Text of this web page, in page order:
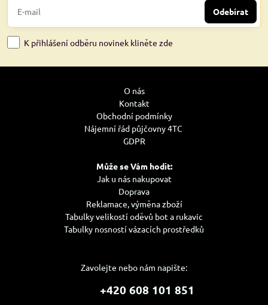
Odebírat
K přihlášení odběru novinek kliněte zde
O nás
Kontakt
Obchodní podmínky
Nájemní řád půjčovny 4TC
GDPR
Může se Vám hodit:
Jak u nás nakupovat
Doprava
Reklamace, výměna zboží
Tabulky velikostí oděvů bot a rukavic
Tabulky nosností vázacích prostředků
Zavolejte nebo nám napište:
+420 608 101 851